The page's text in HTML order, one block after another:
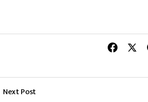
Next Post